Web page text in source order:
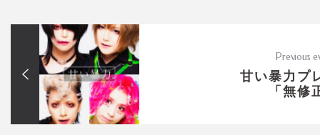
Previous
甘い暴力プ
「無修